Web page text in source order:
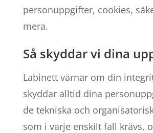
personuppgifter, cookies,
mera.
Så skyddar vi dina
Labinett värnar om din
skyddar alltid dina
de tekniska och
som i varje enskilt fall krävs,